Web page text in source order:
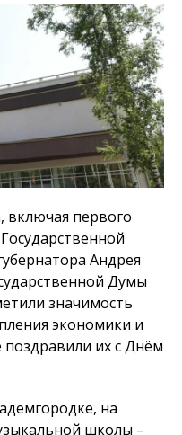
включая первого
Андрея
Думы
значимость
экономики и
поздравили их с Днём
на
школы –